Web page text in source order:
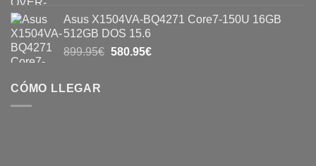
Asus X1504VA-BQ4271 Core7-150U 16GB
512GB DOS 15.6
899.95€ 580.95€
CÓMO LLEGAR